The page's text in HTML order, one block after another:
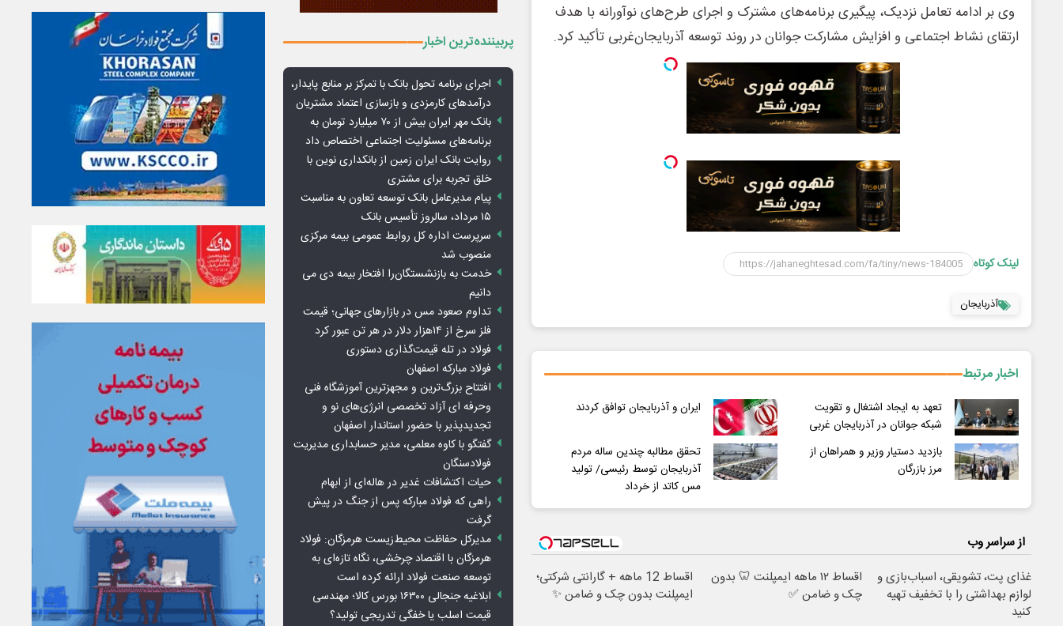
وی بر ادامه تعامل نزدیک، پیگیری برنامه‌های مشترک و اجرای طرح‌های نوآورانه با هدف
ارتقای نشاط اجتماعی و افزایش مشارکت جوانان در روند توسعه آذربایجان‌غربی تأکید کرد.
لینک کوتاه
آذربایجان
اخبار مرتبط
تعهد به ایجاد اشتغال و تقویت
شبکه جوانان در آذربایجان غربی
ایران و آذربایجان توافق کردند
بازدید دستیار وزیر و همراهان از
مرز بازرگان
تحقق مطالبه چندین ساله مردم
آذربایجان توسط رئیسی/ تولید
مس کاتد از خرداد
از سراسر وب
غذای پت، تشویقی، اسباب‌بازی و
لوازم بهداشتی را با تخفیف تهیه
کنید
اقساط ۱۲ ماهه ایمپلنت 🦷 بدون
چک و ضامن ✅
اقساط 12 ماهه + گارانتی شرکتی؛
ایمپلنت بدون چک و ضامن ✨
پربیننده‌ترین اخبار
اجرای برنامه تحول بانک با تمرکز بر منابع پایدار،
درآمدهای کارمزدی و بازسازی اعتماد مشتریان
بانک مهر ایران بیش از ۷۰ میلیارد تومان به
برنامه‌های مسئولیت اجتماعی اختصاص داد
روایت بانک ایران زمین از بانکداری نوین با
خلق تجربه برای مشتری
پیام مدیرعامل بانک توسعه تعاون به مناسبت
۱۵ مرداد، سالروز تأسیس بانک
سرپرست اداره کل روابط عمومی بیمه مرکزی
منصوب شد
خدمت به بازنشستگان‌را افتخار بیمه دی می
دانیم
تداوم صعود مس در بازارهای جهانی؛ قیمت
فلز سرخ از ۱۴هزار دلار در هر تن عبور کرد
فولاد در تله قیمت‌گذاری دستوری
فولاد مبارکه اصفهان
افتتاح بزرگ‌ترین و مجهزترین آموزشگاه فنی
وحرفه ای آزاد تخصصی انرژی‌های نو و
تجدیدپذیر با حضور استاندار اصفهان
گفتگو با کاوه معلمی، مدیر حسابداری مدیریت
فولادسنگان
حیات اکتشافات غدیر در هاله‌ای از ابهام
راهی که فولاد مبارکه پس از جنگ در پیش
گرفت
مدیرکل حفاظت محیط‌زیست هرمزگان: فولاد
هرمزگان با اقتصاد چرخشی، نگاه تازه‌ای به
توسعه صنعت فولاد ارائه کرده است
ابلاغیه جنجالی ۱۶۳۰۰ بورس کالا؛ مهندسی
قیمت اسلب یا خفگی تدریجی تولید؟